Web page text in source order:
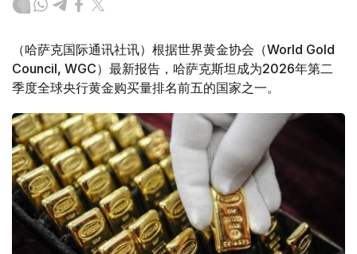
（哈萨克国际通讯社讯）根据世界黄金协会（World Gold
Council, WGC）最新报告，哈萨克斯坦成为2026年第二
季度全球央行黄金购买量排名前五的国家之一。